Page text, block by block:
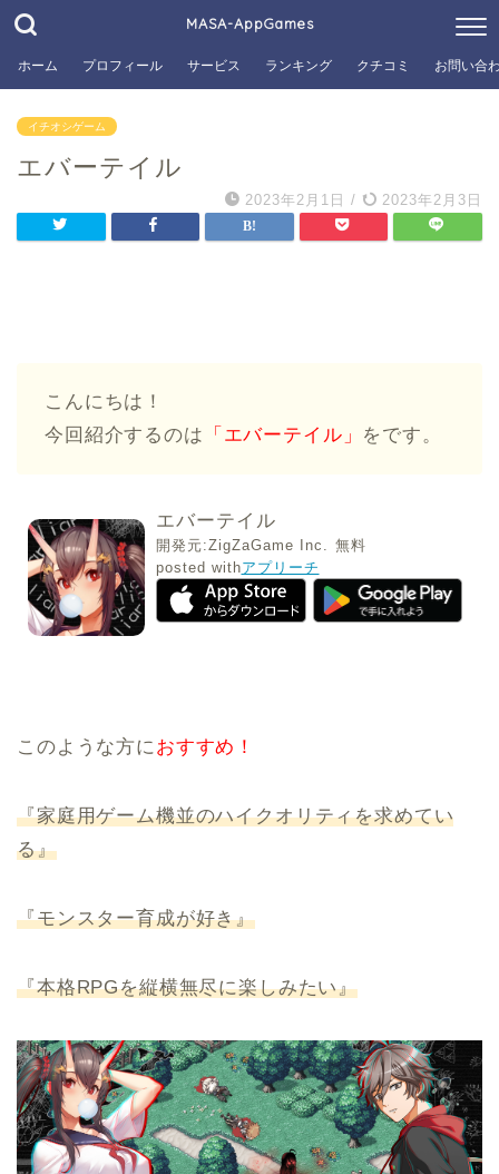
MASA-AppGames
ホーム プロフィール サービス ランキング クチコミ お問い合
イチオシゲーム
エバーテイル
2023年2月1日 / 2023年2月3日
こんにちは！
今回紹介するのは 「エバーテイル」 をです。
エバーテイル
開発元:ZigZaGame Inc. 無料
posted withアプリーチ
このような方におすすめ！
『家庭用ゲーム機並のハイクオリティを求めてい
る』
『モンスター育成が好き』
『本格RPGを縦横無尽に楽しみたい』